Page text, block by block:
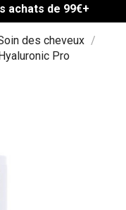
achats de 99€+
des cheveux
Pro